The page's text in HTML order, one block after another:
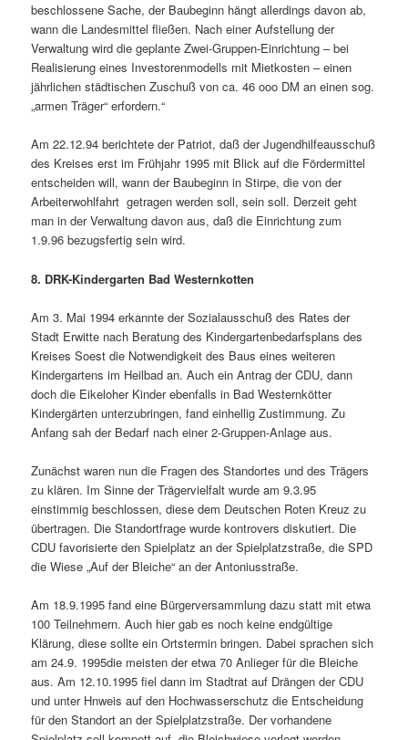
beschlossene Sache, der Baubeginn hängt allerdings davon ab,
wann die Landesmittel fließen. Nach einer Aufstellung der
Verwaltung wird die geplante Zwei-Gruppen-Einrichtung – bei
Realisierung eines Investorenmodells mit Mietkosten – einen
jährlichen städtischen Zuschuß von ca. 46 ooo DM an einen sog.
„armen Träger“ erfordern.“
Am 22.12.94 berichtete der Patriot, daß der Jugendhilfeausschuß
des Kreises erst im Frühjahr 1995 mit Blick auf die Fördermittel
entscheiden will, wann der Baubeginn in Stirpe, die von der
Arbeiterwohlfahrt getragen werden soll, sein soll. Derzeit geht
man in der Verwaltung davon aus, daß die Einrichtung zum
1.9.96 bezugsfertig sein wird.
8. DRK-Kindergarten Bad Westernkotten
Am 3. Mai 1994 erkannte der Sozialausschuß des Rates der
Stadt Erwitte nach Beratung des Kindergartenbedarfsplans des
Kreises Soest die Notwendigkeit des Baus eines weiteren
Kindergartens im Heilbad an. Auch ein Antrag der CDU, dann
doch die Eikeloher Kinder ebenfalls in Bad Westernkötter
Kindergärten unterzubringen, fand einhellig Zustimmung. Zu
Anfang sah der Bedarf nach einer 2-Gruppen-Anlage aus.
Zunächst waren nun die Fragen des Standortes und des Trägers
zu klären. Im Sinne der Trägervielfalt wurde am 9.3.95
einstimmig beschlossen, diese dem Deutschen Roten Kreuz zu
übertragen. Die Standortfrage wurde kontrovers diskutiert. Die
CDU favorisierte den Spielplatz an der Spielplatzstraße, die SPD
die Wiese „Auf der Bleiche“ an der Antoniusstraße.
Am 18.9.1995 fand eine Bürgerversammlung dazu statt mit etwa
100 Teilnehmern. Auch hier gab es noch keine endgültige
Klärung, diese sollte ein Ortstermin bringen. Dabei sprachen sich
am 24.9. 1995die meisten der etwa 70 Anlieger für die Bleiche
aus. Am 12.10.1995 fiel dann im Stadtrat auf Drängen der CDU
und unter Hnweis auf den Hochwasserschutz die Entscheidung
für den Standort an der Spielplatzstraße. Der vorhandene